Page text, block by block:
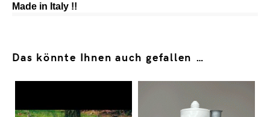
Made in Italy !!
Das könnte Ihnen auch gefallen …